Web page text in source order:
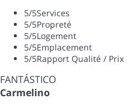
5/5Services
5/5Propreté
5/5Logement
5/5Emplacement
5/5Rapport Qualité / Prix
FANTÁSTICO
Carmelino